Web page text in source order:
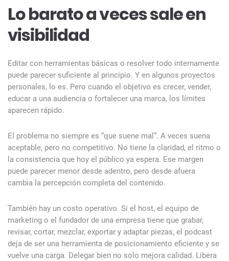
Lo barato a veces sale en
visibilidad
Editar con herramientas básicas o resolver todo internamente
puede parecer suficiente al principio. Y en algunos proyectos
personales, lo es. Pero cuando el objetivo es crecer, vender,
educar a una audiencia o fortalecer una marca, los límites
aparecen rápido.
El problema no siempre es “que suene mal”. A veces suena
aceptable, pero no competitivo. No tiene la claridad, el ritmo o
la consistencia que hoy el público ya espera. Ese margen
puede parecer menor desde adentro, pero desde afuera
cambia la percepción completa del contenido.
También hay un costo operativo. Si el host, el equipo de
marketing o el fundador de una empresa tiene que grabar,
revisar, cortar, mezclar, exportar y adaptar piezas, el podcast
deja de ser una herramienta de posicionamiento eficiente y se
vuelve una carga. Delegar bien no solo mejora calidad. Libera